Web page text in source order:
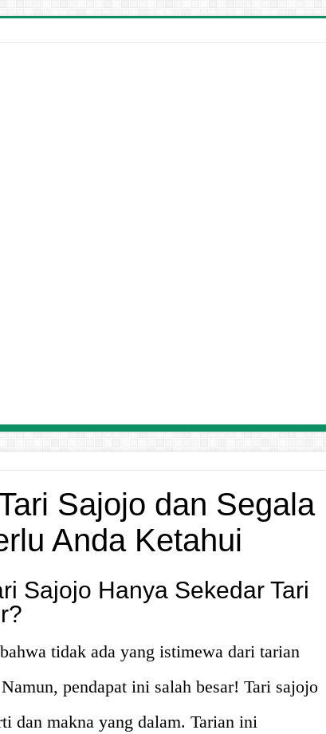
Sajojo dan Segala
Anda Ketahui
Sajojo Hanya Sekedar Tari
tidak ada yang istimewa dari tarian
pendapat ini salah besar! Tari sajojo
dan makna yang dalam. Tarian ini